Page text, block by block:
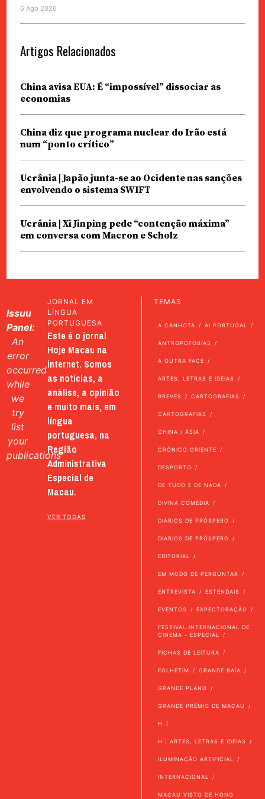
6 Ago 2026
Artigos Relacionados
China avisa EUA: É “impossível” dissociar as
economias
China diz que programa nuclear do Irão está
num “ponto crítico”
Ucrânia | Japão junta-se ao Ocidente nas sanções
envolvendo o sistema SWIFT
Ucrânia | Xi Jinping pede “contenção máxima”
em conversa com Macron e Scholz
Issuu
Panel:
An
error
occurred
while
we
try
list
your
publications
JORNAL EM
LÍNGUA
PORTUGUESA
Este é o jornal
Hoje Macau na
internet. Somos
as notícias, a
análise, a opinião
e muito mais, em
língua
portuguesa, na
Região
Administrativa
Especial de
Macau.
VER TODAS
TEMAS
A CANHOTA AI PORTUGAL
ANTROPOFOBIAS
A OUTRA FACE
ARTES, LETRAS E IDEIAS
BREVES CARTOGRAFIAS
CARTOGRAFIAS
CHINA / ÁSIA
CRÓNICO ORIENTE
DESPORTO
DE TUDO E DE NADA
DIVINA COMÉDIA
DIÁRIOS DE PRÓSPERO
DIÁRIOS DE PRÓSPERO
EDITORIAL
EM MODO DE PERGUNTAR
ENTREVISTA ESTENDAIS
EVENTOS EXPECTORAÇÃO
FESTIVAL INTERNACIONAL DE
CINEMA - ESPECIAL
FICHAS DE LEITURA
FOLHETIM GRANDE BAÍA
GRANDE PLANO
GRANDE PRÉMIO DE MACAU
H
H | ARTES, LETRAS E IDEIAS
ILUMINAÇÃO ARTIFICIAL
INTERNACIONAL
MACAU VISTO DE HONG